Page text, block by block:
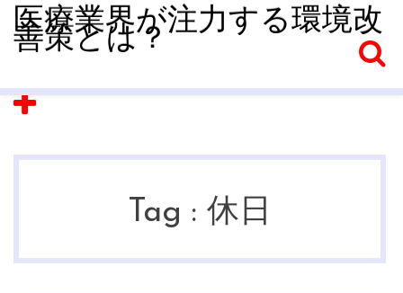
医療業界が注力する環境改
善策とは？
Tag : 休日